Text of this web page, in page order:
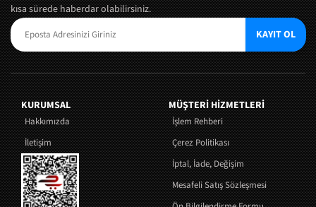
kısa sürede haberdar olabilirsiniz.
KAYIT OL
KURUMSAL
Hakkımızda
İletişim
MÜŞTERI HIZMETLERI
İşlem Rehberi
Çerez Politikası
İptal, İade, Değişim
Mesafeli Satış Sözleşmesi